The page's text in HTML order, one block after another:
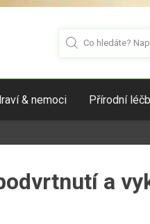
& nemoci Přírodní
a